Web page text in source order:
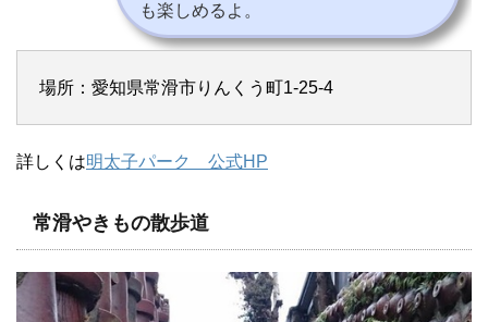
も楽しめるよ。
場所：愛知県常滑市りんくう町1-25-4
詳しくは明太子パーク 公式HP
常滑やきもの散歩道